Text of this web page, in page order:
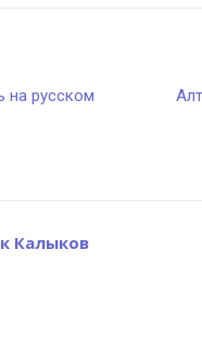
на русском
Калыков